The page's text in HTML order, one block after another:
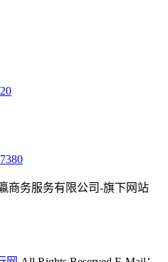
7380
商务服务有限公司-旗下网站